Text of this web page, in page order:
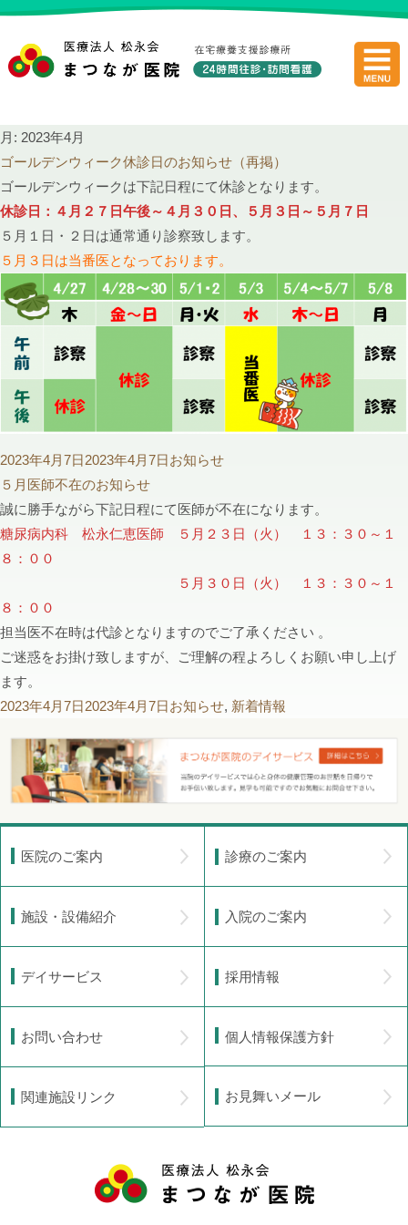
医療法
月: 2023年4月
ゴールデンウィーク休診日のお知らせ（再掲）
ゴールデンウィークは下記日程にて休診となります。
休診日：４月２７日午後～４月３０日、５月３日～５月７日
５月１日・２日は通常通り診察致します。
５月３日は当番医となっております。
投
稿
日:
2023年4月7日2023年4月7日カ
ゴ
リ
お知らせ
５月医師不在のお知らせ
誠に勝手ながら下記日程にて医師が不在になります。
糖尿病内科 松永仁恵医師 ５月２３日（火） １３：３０～１
８：００
５月３０日（火） １３：３０～１
８：００
担当医不在時は代診となりますのでご了承ください 。
ご迷惑をお掛け致しますが、ご理解の程よろしくお願い申し上げ
ます。
投
2023年4月7日2023年4月7日カ
ゴ
リ
お知らせ, 新着情報
医院のご案内
施設・設備紹介
デイサービス
お問い合わせ
関連施設リンク
診療のご案内
入院のご案内
採用情報
個人情報保護方針
お見舞いメール